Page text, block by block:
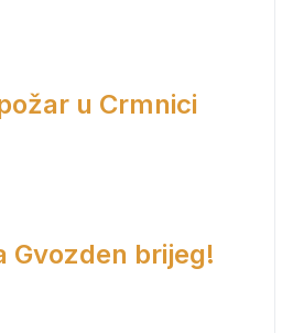
u Crmnici
Gvozden brijeg!